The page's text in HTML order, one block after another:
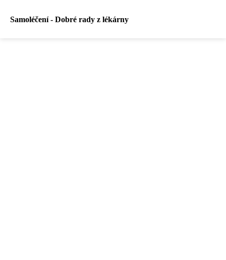
Samoléčení - Dobré rady z lékárny